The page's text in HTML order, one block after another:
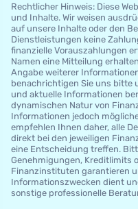
Rechtlicher Hinweis: Diese
und Inhalte. Wir weisen
auf unsere Inhalte oder den
Dienstleistungen keine
finanzielle Vorauszahlungen
Namen eine Mitteilung
Angabe weiterer
benachrichtigen Sie uns bitte
und aktuelle Informationen
dynamischen Natur von
Informationen jedoch
empfehlen Ihnen daher, alle
direkt bei den jeweiligen
eine Entscheidung treffen.
Genehmigungen, Kreditlimits
Finanzinstituten garantieren
Informationszwecken dient
sonstige professionelle